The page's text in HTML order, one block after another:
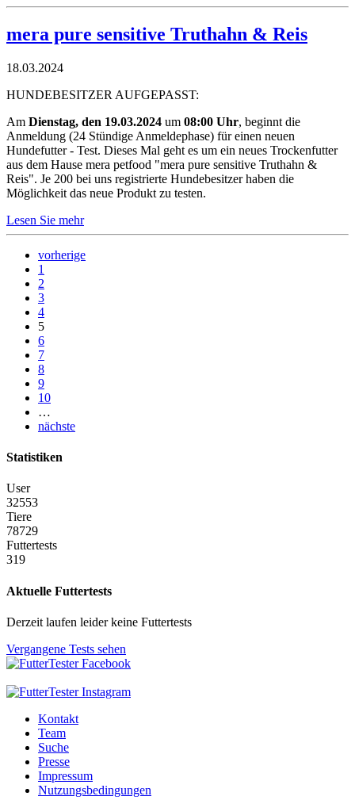
mera pure sensitive Truthahn & Reis
18.03.2024
HUNDEBESITZER AUFGEPASST:
Am Dienstag, den 19.03.2024 um 08:00 Uhr, beginnt die
Anmeldung (24 Stündige Anmeldephase) für einen neuen
Hundefutter - Test. Dieses Mal geht es um ein neues Trockenfutter
aus dem Hause mera petfood "mera pure sensitive Truthahn &
Reis". Je 200 bei uns registrierte Hundebesitzer haben die
Möglichkeit das neue Produkt zu testen.
Lesen Sie mehr
vorherige
1
2
3
4
5
6
7
8
9
10
…
nächste
Statistiken
User
32553
Tiere
78729
Futtertests
319
Aktuelle Futtertests
Derzeit laufen leider keine Futtertests
Vergangene Tests sehen
Kontakt
Team
Suche
Presse
Impressum
Nutzungsbedingungen